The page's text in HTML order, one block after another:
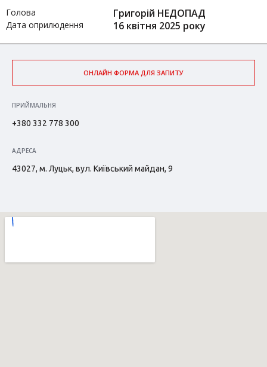
Голова Григорій НЕДОПАД
Дата оприлюдення 16 квітня 2025 року
ОНЛАЙН ФОРМА ДЛЯ ЗАПИТУ
ПРИЙМАЛЬНЯ
+380 332 778 300
АДРЕСА
43027, м. Луцьк, вул. Київський майдан, 9